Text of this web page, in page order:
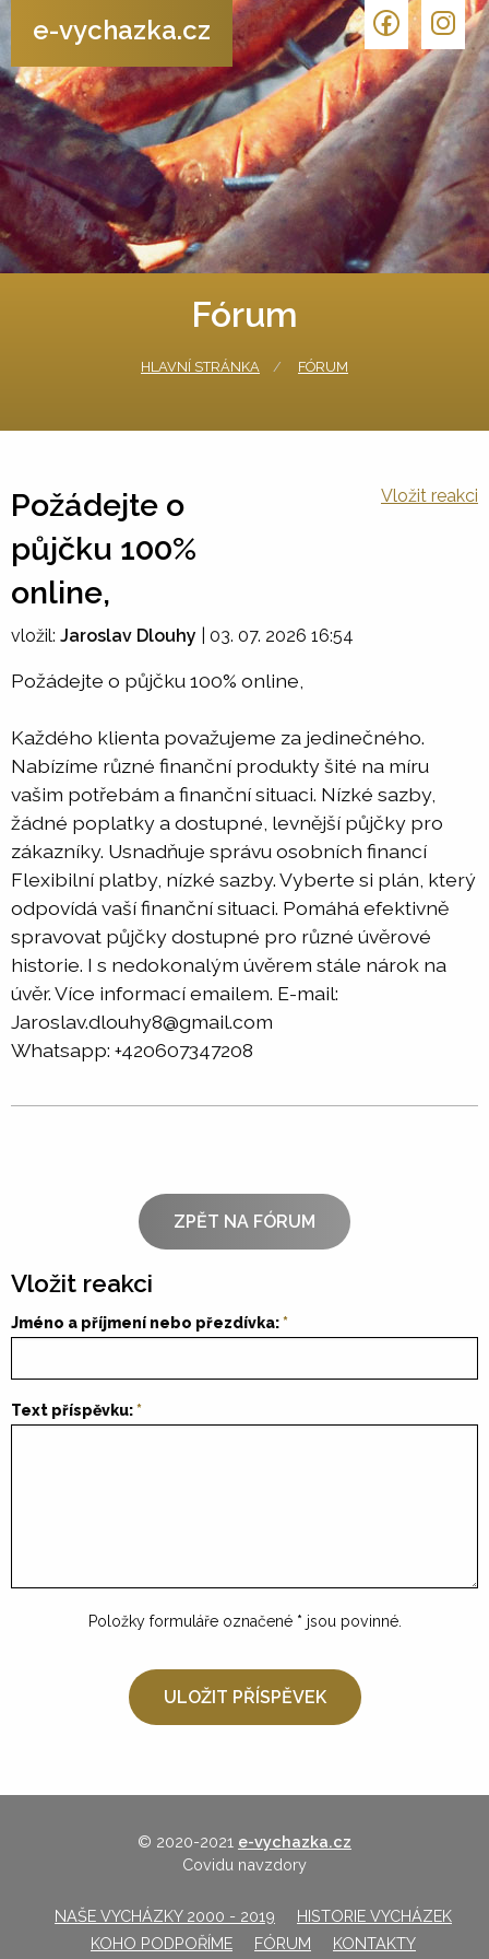
e-vychazka.cz
Fórum
HLAVNÍ STRÁNKA FÓRUM
Požádejte o
půjčku 100%
online,
Vložit reakci
vložil: Jaroslav Dlouhy 03. 07. 2026 16:54
Požádejte o půjčku 100% online,
Každého klienta považujeme za jedinečného.
Nabízíme různé finanční produkty šité na míru
vašim potřebám a finanční situaci. Nízké sazby,
žádné poplatky a dostupné, levnější půjčky pro
zákazníky. Usnadňuje správu osobních financí
Flexibilní platby, nízké sazby. Vyberte si plán, který
odpovídá vaší finanční situaci. Pomáhá efektivně
spravovat půjčky dostupné pro různé úvěrové
historie. I s nedokonalým úvěrem stále nárok na
úvěr. Více informací emailem. E-mail:
Jaroslav.dlouhy8@gmail.com
Whatsapp: +420607347208
ZPĚT NA FÓRUM
Vložit reakci
Jméno a příjmení nebo přezdívka:
Text příspěvku:
Položky formuláře označené * jsou povinné.
© 2020-2021 e-vychazka.cz
Covidu navzdory
NAŠE VYCHÁZKY 2000 - 2019
HISTORIE VYCHÁZEK
KOHO PODPOŘÍME
FÓRUM KONTAKTY